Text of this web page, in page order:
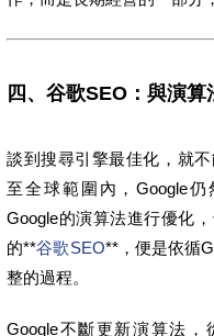
四、谷歌SEO：與演
談到搜尋引擎最佳化，就
至全球範圍內，Google
Google的演算法進行優化
的**谷歌SEO**，便是依循
整的過程。
Google不斷更新演算法，